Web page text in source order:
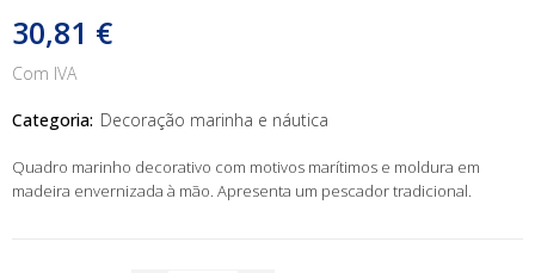
30,81 €
Com IVA
Categoria: Decoração marinha e náutica
Quadro marinho decorativo com motivos marítimos e moldura em
madeira envernizada à mão. Apresenta um pescador tradicional.